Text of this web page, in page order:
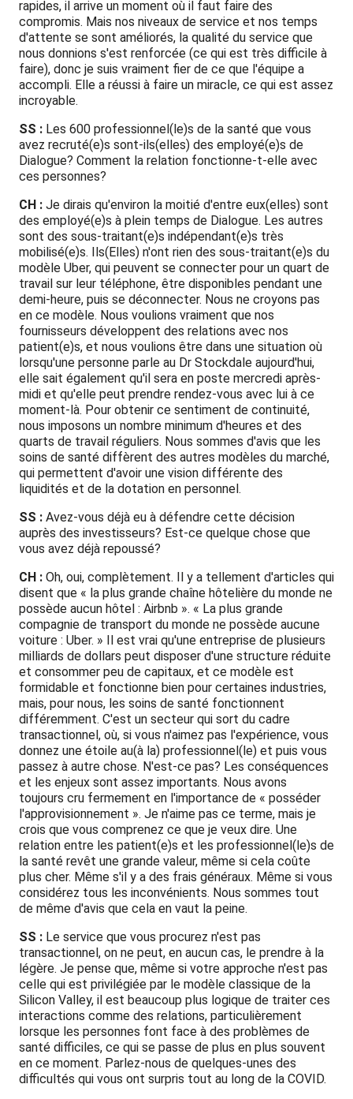
rapides, il arrive un moment où il faut faire des
compromis. Mais nos niveaux de service et nos temps
d'attente se sont améliorés, la qualité du service que
nous donnions s'est renforcée (ce qui est très difficile à
faire), donc je suis vraiment fier de ce que l'équipe a
accompli. Elle a réussi à faire un miracle, ce qui est assez
incroyable.
SS : Les 600 professionnel(le)s de la santé que vous
avez recruté(e)s sont-ils(elles) des employé(e)s de
Dialogue? Comment la relation fonctionne-t-elle avec
ces personnes?
CH : Je dirais qu'environ la moitié d'entre eux(elles) sont
des employé(e)s à plein temps de Dialogue. Les autres
sont des sous-traitant(e)s indépendant(e)s très
mobilisé(e)s. Ils(Elles) n'ont rien des sous-traitant(e)s du
modèle Uber, qui peuvent se connecter pour un quart de
travail sur leur téléphone, être disponibles pendant une
demi-heure, puis se déconnecter. Nous ne croyons pas
en ce modèle. Nous voulions vraiment que nos
fournisseurs développent des relations avec nos
patient(e)s, et nous voulions être dans une situation où
lorsqu'une personne parle au Dr Stockdale aujourd'hui,
elle sait également qu'il sera en poste mercredi après-
midi et qu'elle peut prendre rendez-vous avec lui à ce
moment-là. Pour obtenir ce sentiment de continuité,
nous imposons un nombre minimum d'heures et des
quarts de travail réguliers. Nous sommes d'avis que les
soins de santé diffèrent des autres modèles du marché,
qui permettent d'avoir une vision différente des
liquidités et de la dotation en personnel.
SS : Avez-vous déjà eu à défendre cette décision
auprès des investisseurs? Est-ce quelque chose que
vous avez déjà repoussé?
CH : Oh, oui, complètement. Il y a tellement d'articles qui
disent que « la plus grande chaîne hôtelière du monde ne
possède aucun hôtel : Airbnb ». « La plus grande
compagnie de transport du monde ne possède aucune
voiture : Uber. » Il est vrai qu'une entreprise de plusieurs
milliards de dollars peut disposer d'une structure réduite
et consommer peu de capitaux, et ce modèle est
formidable et fonctionne bien pour certaines industries,
mais, pour nous, les soins de santé fonctionnent
différemment. C'est un secteur qui sort du cadre
transactionnel, où, si vous n'aimez pas l'expérience, vous
donnez une étoile au(à la) professionnel(le) et puis vous
passez à autre chose. N'est-ce pas? Les conséquences
et les enjeux sont assez importants. Nous avons
toujours cru fermement en l'importance de « posséder
l'approvisionnement ». Je n'aime pas ce terme, mais je
crois que vous comprenez ce que je veux dire. Une
relation entre les patient(e)s et les professionnel(le)s de
la santé revêt une grande valeur, même si cela coûte
plus cher. Même s'il y a des frais généraux. Même si vous
considérez tous les inconvénients. Nous sommes tout
de même d'avis que cela en vaut la peine.
SS : Le service que vous procurez n'est pas
transactionnel, on ne peut, en aucun cas, le prendre à la
légère. Je pense que, même si votre approche n'est pas
celle qui est privilégiée par le modèle classique de la
Silicon Valley, il est beaucoup plus logique de traiter ces
interactions comme des relations, particulièrement
lorsque les personnes font face à des problèmes de
santé difficiles, ce qui se passe de plus en plus souvent
en ce moment. Parlez-nous de quelques-unes des
difficultés qui vous ont surpris tout au long de la COVID.